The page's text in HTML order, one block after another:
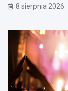
8 sierpnia 2026